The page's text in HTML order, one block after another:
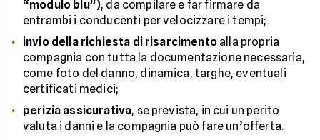
“modulo blu”), da compilare e far firmare da
entrambi i conducenti per velocizzare i tempi;
invio della richiesta di risarcimentoalla propria
compagnia con tutta la documentazione necessaria,
come foto del danno, dinamica, targhe, eventuali
certificati medici;
perizia assicurativa, se prevista, in cui un perito
valuta i danni e la compagnia può fare un’offerta.